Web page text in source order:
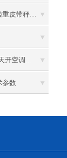
食品包装厂分选报警检重皮带秤的应用
德国赛多利斯代理-夏天开空调或风扇，怎样避免风对天平的影响？
参数